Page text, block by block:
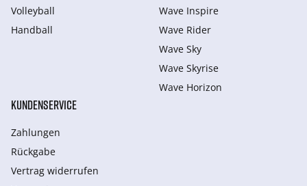
Volleyball
Handball
Wave Inspire
Wave Rider
Wave Sky
Wave Skyrise
Wave Horizon
KUNDENSERVICE
Zahlungen
Rückgabe
Vertrag widerrufen